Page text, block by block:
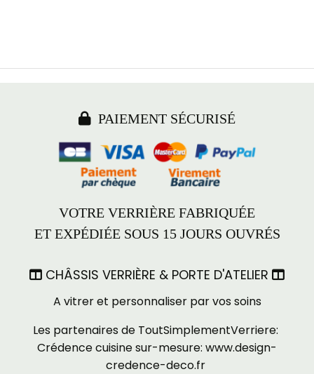
 PAIEMENT SÉCURISÉ
VOTRE VERRIÈRE FABRIQUÉE
ET EXPÉDIÉE SOUS 15 JOURS OUVRÉS
 CHÂSSIS VERRIÈRE & PORTE D'ATELIER 
A vitrer et personnaliser par vos soins
Les partenaires de ToutSimplementVerriere:
Crédence cuisine sur-mesure: www.design-
credence-deco.fr